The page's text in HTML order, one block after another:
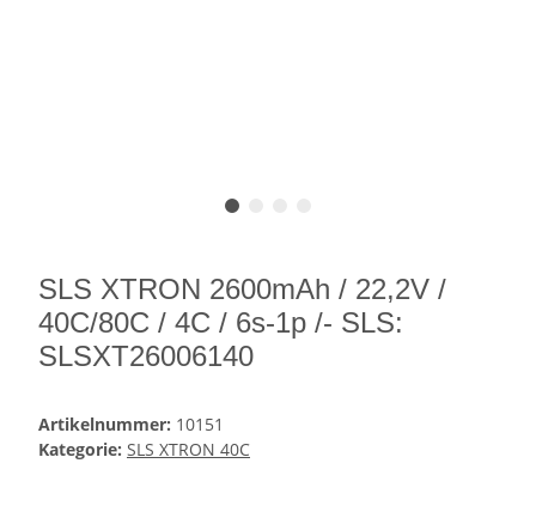
SLS XTRON 2600mAh / 22,2V /
40C/80C / 4C / 6s-1p /- SLS:
SLSXT26006140
Artikelnummer: 10151
Kategorie: SLS XTRON 40C